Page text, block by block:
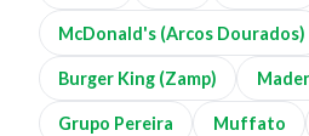
McDonald's (Arcos Dourados)
Burger King (Zamp)
Grupo Pereira Muffato